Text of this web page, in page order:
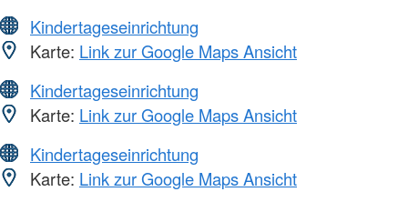
Kindertageseinrichtung
Karte: Link zur Google Maps Ansicht
Kindertageseinrichtung
Karte: Link zur Google Maps Ansicht
Kindertageseinrichtung
Karte: Link zur Google Maps Ansicht